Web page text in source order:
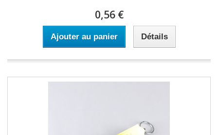
0,56 €
Ajouter au panier Détails